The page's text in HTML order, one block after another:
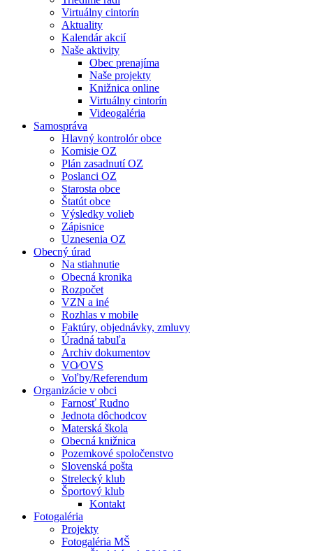
Virtuálny cintorín
Aktuality
Kalendár akcií
Naše aktivity
Obec prenajíma
Naše projekty
Knižnica online
Virtuálny cintorín
Videogaléria
Samospráva
Hlavný kontrolór obce
Komisie OZ
Plán zasadnutí OZ
Poslanci OZ
Starosta obce
Štatút obce
Výsledky volieb
Zápisnice
Uznesenia OZ
Obecný úrad
Na stiahnutie
Obecná kronika
Rozpočet
VZN a iné
Rozhlas v mobile
Faktúry, objednávky, zmluvy
Úradná tabuľa
Archiv dokumentov
VO⁄OVS
Voľby/Referendum
Organizácie v obci
Farnosť Rudno
Jednota dôchodcov
Materská škola
Obecná knižnica
Pozemkové spoločenstvo
Slovenská pošta
Strelecký klub
Športový klub
Kontakt
Fotogaléria
Projekty
Fotogaléria MŠ